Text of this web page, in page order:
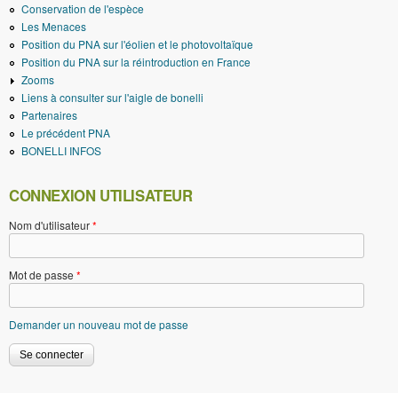
Conservation de l'espèce
Les Menaces
Position du PNA sur l'éolien et le photovoltaïque
Position du PNA sur la réintroduction en France
Zooms
Liens à consulter sur l'aigle de bonelli
Partenaires
Le précédent PNA
BONELLI INFOS
CONNEXION UTILISATEUR
Nom d'utilisateur*
Mot de passe *
Demander un nouveau mot de passe